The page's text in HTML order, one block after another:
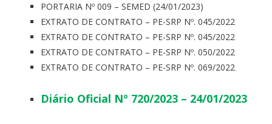
PORTARIA Nº 009 – SEMED (24/01/2023)
EXTRATO DE CONTRATO – PE-SRP Nº. 045/2022
EXTRATO DE CONTRATO – PE-SRP Nº. 045/2022
EXTRATO DE CONTRATO – PE-SRP Nº. 050/2022
EXTRATO DE CONTRATO – PE-SRP Nº. 069/2022
Diário Oficial Nº 720/2023 – 24/01/2023